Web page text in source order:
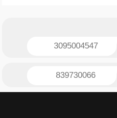
3095004547
839730066